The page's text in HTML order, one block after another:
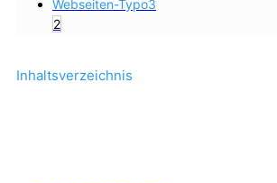
Inhaltsverzeichnis
Webseiten-Typo3
2